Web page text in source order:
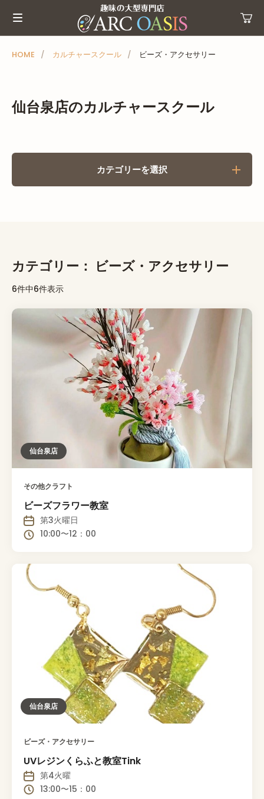
ュ
HOME カルチャースクール ビーズ・アクセサリー
仙台泉店のカルチャースクール
カテゴリーを選択
カテゴリー： ビーズ・アクセサリー
6件中6件表示
仙台泉店
その他クラフト
ビーズフラワー教室
第3火曜日
10:00〜12：00
仙台泉店
ビーズ・アクセサリー
UVレジンくらふと教室Tink
第4火曜
13:00〜15：00